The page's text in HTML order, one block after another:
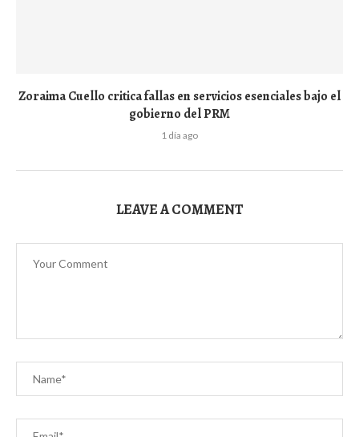
Zoraima Cuello critica fallas en servicios esenciales bajo el
gobierno del PRM
1 día ago
LEAVE A COMMENT